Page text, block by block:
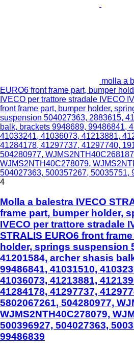
molla a
EURO6 front frame part, bumper
IVECO per trattore stradale IVECO
front frame part, bumper holder,
suspension 504027363, 2883615,
balk, brackets 9948689, 99486841,
41033241, 41036073, 41213881,
41284178, 41297737, 41297740,
504280977,
WJMS2NTH40C278079,
504027363, 500357267, 50035751,
4
Molla a balestra IVECO
frame part, bumper holder,
IVECO per trattore stradale
STRALIS EURO6 front
holder, springs suspension
41201584, archer shasis
99486841, 41031510,
41036073, 41213881,
41284178, 41297737,
5802067261, 504280977,
WJMS2NTH40C278079,
500396927, 504027363,
99486839